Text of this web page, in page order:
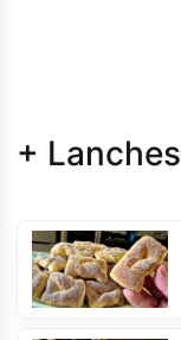
+ Lanches